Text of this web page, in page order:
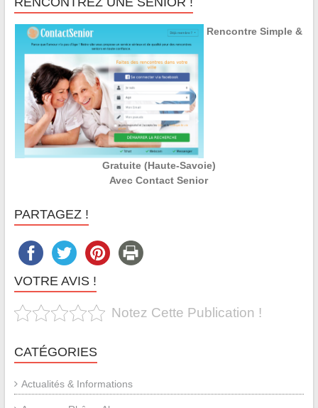
Rencontre Simple &
Gratuite (Haute-Savoie)
Avec Contact Senior
PARTAGEZ !
VOTRE AVIS !
Notez Cette Publication !
CATÉGORIES
Actualités & Informations